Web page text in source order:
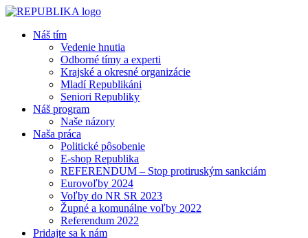
Náš tím
Vedenie hnutia
Odborné tímy a experti
Krajské a okresné organizácie
Mladí Republikáni
Seniori Republiky
Náš program
Naše názory
Naša práca
Politické pôsobenie
E-shop Republika
REFERENDUM – Stop protiruským sankciám
Eurovoľby 2024
Voľby do NR SR 2023
Župné a komunálne voľby 2022
Referendum 2022
Pridajte sa k nám